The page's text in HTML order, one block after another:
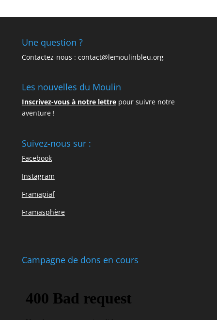
Une question ?
Contactez-nous : contact@lemoulinbleu.org
Les nouvelles du Moulin
Inscrivez-vous à notre lettrepour suivre notre
aventure !
Suivez-nous sur :
Facebook
Instagram
Framapiaf
Framasphère
Campagne de dons en cours